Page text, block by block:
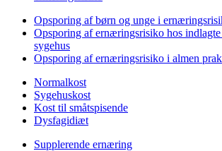
Opsporing af børn og unge i
Opsporing af ernæringsrisiko hos indlagte
sygehus
Opsporing af ernæringsrisiko i almen
Normalkost
Sygehuskost
Kost til småtspisende
Dysfagidiæt
Supplerende ernæring